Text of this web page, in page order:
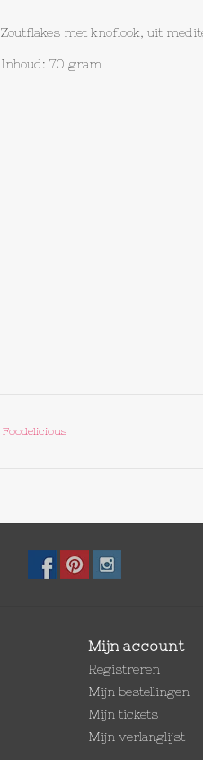
Zoutflakes met knoflook, uit
Inhoud: 70 gram
Foodelicious
Mijn account
Registreren
Mijn bestellingen
Mijn tickets
Mijn verlanglijst